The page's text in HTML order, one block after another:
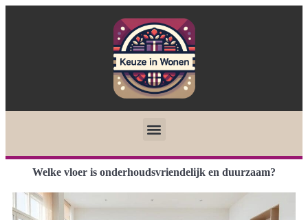
Welke vloer is onderhoudsvriendelijk en duurzaam?